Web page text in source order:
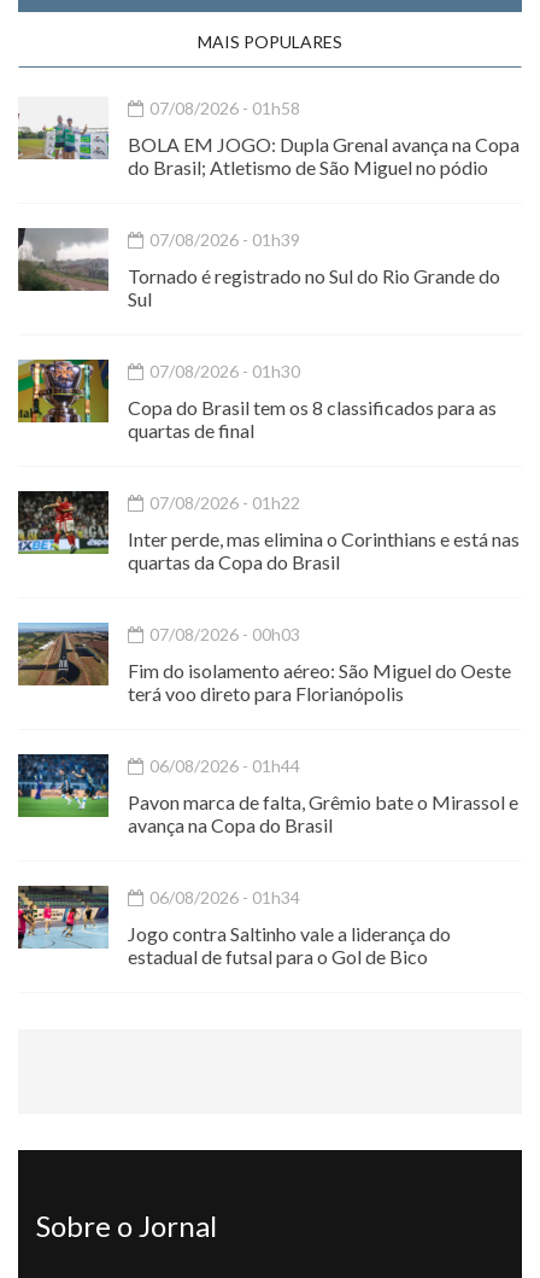
MAIS POPULARES
07/08/2026 - 01h58
BOLA EM JOGO: Dupla Grenal avança na Copa
do Brasil; Atletismo de São Miguel no pódio
07/08/2026 - 01h39
Tornado é registrado no Sul do Rio Grande do
Sul
07/08/2026 - 01h30
Copa do Brasil tem os 8 classificados para as
quartas de final
07/08/2026 - 01h22
Inter perde, mas elimina o Corinthians e está nas
quartas da Copa do Brasil
07/08/2026 - 00h03
Fim do isolamento aéreo: São Miguel do Oeste
terá voo direto para Florianópolis
06/08/2026 - 01h44
Pavon marca de falta, Grêmio bate o Mirassol e
avança na Copa do Brasil
06/08/2026 - 01h34
Jogo contra Saltinho vale a liderança do
estadual de futsal para o Gol de Bico
Sobre o Jornal